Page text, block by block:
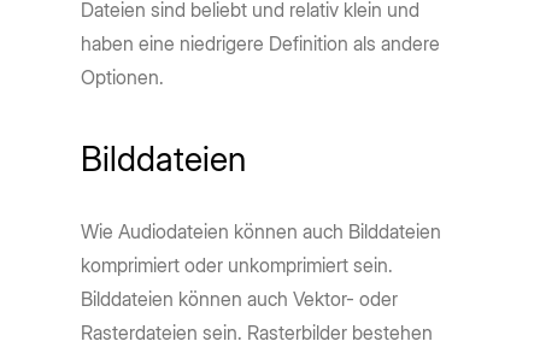
Dateien sind beliebt und relativ klein und
haben eine niedrigere Definition als andere
Optionen.
Bilddateien
Wie Audiodateien können auch Bilddateien
komprimiert oder unkomprimiert sein.
Bilddateien können auch Vektor- oder
Rasterdateien sein. Rasterbilder bestehen